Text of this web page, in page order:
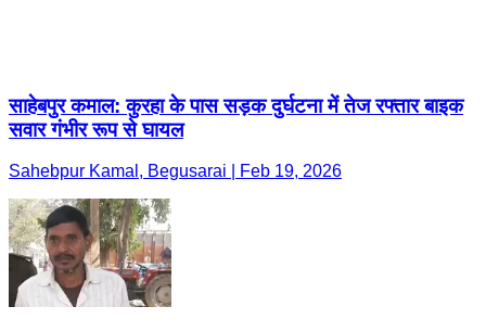
साहेबपुर कमाल: कुरहा के पास सड़क दुर्घटना में तेज रफ्तार बाइक
सवार गंभीर रूप से घायल
Sahebpur Kamal, Begusarai | Feb 19, 2026